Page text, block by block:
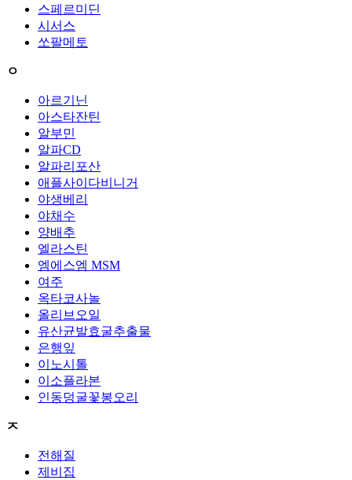
스페르미딘
시서스
쏘팔메토
ㅇ
아르기닌
아스타잔틴
알부민
알파CD
알파리포산
애플사이다비니거
야생베리
야채수
양배추
엘라스틴
엠에스엠 MSM
여주
옥타코사놀
올리브오일
유산균발효굴추출물
은행잎
이노시톨
이소플라본
인동덩굴꽃봉오리
ㅈ
전해질
제비집